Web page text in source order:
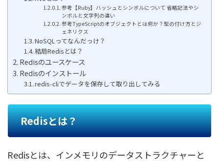
参考【Ruby】ハッシュとシンボルについて 省略記法やシ
ンボルと文字列の違い
参考TypeScriptのオブジェクトとは何か？型の付け方とジ
ェネリクス
NoSQLってなんだっけ？
結局Redisとは？
Redisのユースケース
Redisのインストール
redis-cliでデータを保存して取り出してみる
Redisとは？
Redisとは、インメモリのデータストラクチャーと